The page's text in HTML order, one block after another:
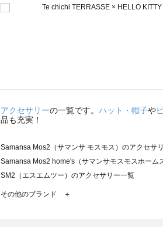
アクセサリーの一覧です。 ハット・帽子や
品も充実！
Samansa Mos2（サマンサ モスモス）のアクセサ
Samansa Mos2 home's（サマンサモスモスホーム
SM2（エスエムツー）のアクセサリー一覧
TSUHARU by Samansa Mos2（ツハルバイサマン
その他のブランド ＋